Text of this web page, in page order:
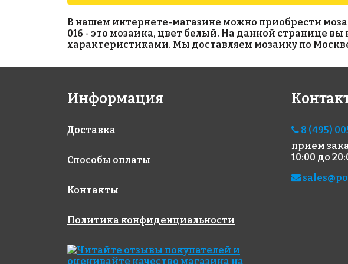
на сетке 317x317 на сетке
DARK BLUE 3300 руб./м²
В нашем интернете-магазине можно приобрести
016 - это мозаика, цвет белый. На данной странице
характеристиками. Мы доставляем мозаику по
Информация
Доставка
Способы оплаты
Контакты
Политика конфиденциальности
8 (495)
прием
10:00 до